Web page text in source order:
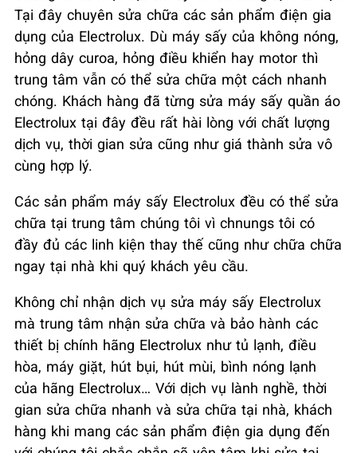
Tại đây chuyên sửa chữa các sản phẩm điện gia
dụng của Electrolux. Dù máy sấy của không nóng,
hỏng dây curoa, hỏng điều khiển hay motor thì
trung tâm vẫn có thể sửa chữa một cách nhanh
chóng. Khách hàng đã từng sửa máy sấy quần áo
Electrolux tại đây đều rất hài lòng với chất lượng
dịch vụ, thời gian sửa cũng như giá thành sửa vô
cùng hợp lý.
Các sản phẩm máy sấy Electrolux đều có thể sửa
chữa tại trung tâm chúng tôi vì chnungs tôi có
đầy đủ các linh kiện thay thế cũng như chữa chữa
ngay tại nhà khi quý khách yêu cầu.
Không chỉ nhận dịch vụ sửa máy sấy Electrolux
mà trung tâm nhận sửa chữa và bảo hành các
thiết bị chính hãng Electrolux như tủ lạnh, điều
hòa, máy giặt, hút bụi, hút mùi, bình nóng lạnh
của hãng Electrolux… Với dịch vụ lành nghề, thời
gian sửa chữa nhanh và sửa chữa tại nhà, khách
hàng khi mang các sản phẩm điện gia dụng đến